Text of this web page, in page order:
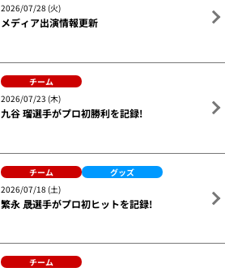
2026/07/28 (火)
メディア出演情報更新
チーム
2026/07/23 (木)
九谷 瑠選手がプロ初勝利を記録!
チーム
グッズ
2026/07/18 (土)
繁永 晟選手がプロ初ヒットを記録!
チーム